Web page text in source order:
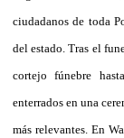
ciudadanos de toda
del estado. Tras el
cortejo fúnebre
enterrados en una
más relevantes. En